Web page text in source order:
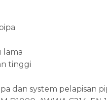
lama
tinggi
dan system pelapisan